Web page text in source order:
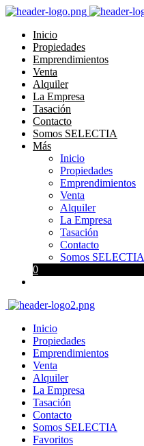
Inicio
Propiedades
Emprendimientos
Venta
Alquiler
La Empresa
Tasación
Contacto
Somos SELECTIA
Más
Inicio
Propiedades
Emprendimientos
Venta
Alquiler
La Empresa
Tasación
Contacto
Somos SELECTIA
0
Inicio
Propiedades
Emprendimientos
Venta
Alquiler
La Empresa
Tasación
Contacto
Somos SELECTIA
Favoritos